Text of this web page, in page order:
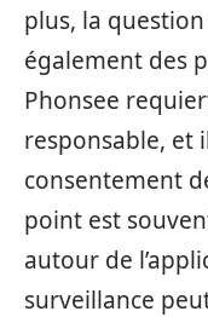
plus, la
également des
Phonsee
responsable, et
consentement
point est
autour de
surveillance